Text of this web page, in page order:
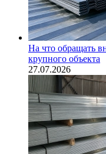
На что обращать
крупного объекта
27.07.2026